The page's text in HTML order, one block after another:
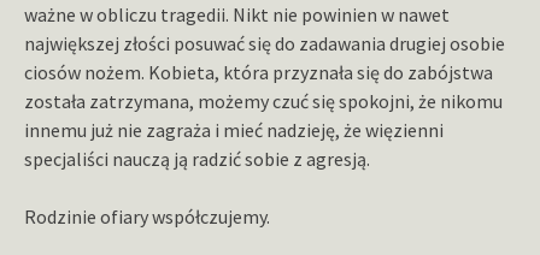
ważne w obliczu tragedii. Nikt nie powinien w nawet
największej złości posuwać się do zadawania drugiej osobie
ciosów nożem. Kobieta, która przyznała się do zabójstwa
została zatrzymana, możemy czuć się spokojni, że nikomu
innemu już nie zagraża i mieć nadzieję, że więzienni
specjaliści nauczą ją radzić sobie z agresją.
Rodzinie ofiary współczujemy.